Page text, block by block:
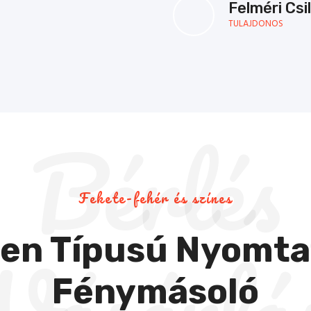
Felméri
TULAJDONOS
Bérlés
Fekete-fehér és színes
Típusú
Fénymásoló